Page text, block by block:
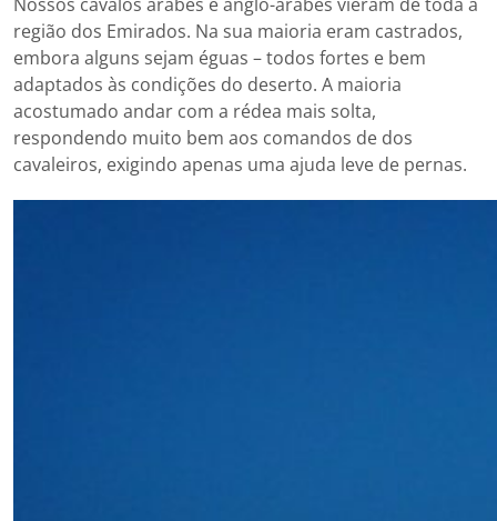
região dos Emirados. Na sua maioria eram castrados,
embora alguns sejam éguas – todos fortes e bem
adaptados às condições do deserto. A maioria
acostumado andar com a rédea mais solta,
respondendo muito bem aos comandos de dos
cavaleiros, exigindo apenas uma ajuda leve de pernas.